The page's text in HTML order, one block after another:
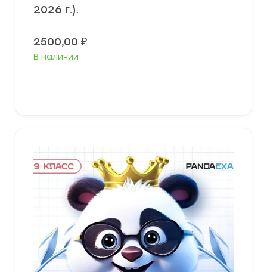
2026 г.).
2500,00 ₽
В наличии